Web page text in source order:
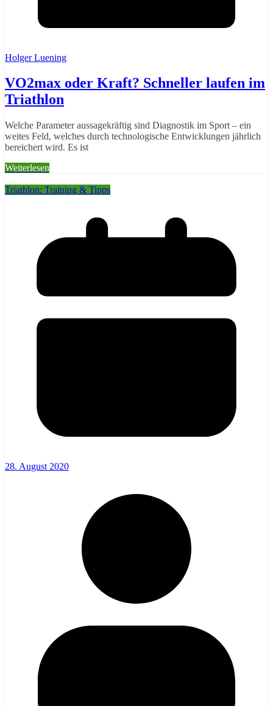
Holger Luening
VO2max oder Kraft? Schneller laufen im
Triathlon
Welche Parameter aussagekräftig sind Diagnostik im Sport – ein
weites Feld, welches durch technologische Entwicklungen jährlich
bereichert wird. Es ist
Weiterlesen
Triathlon: Training & Tipps
28. August 2020